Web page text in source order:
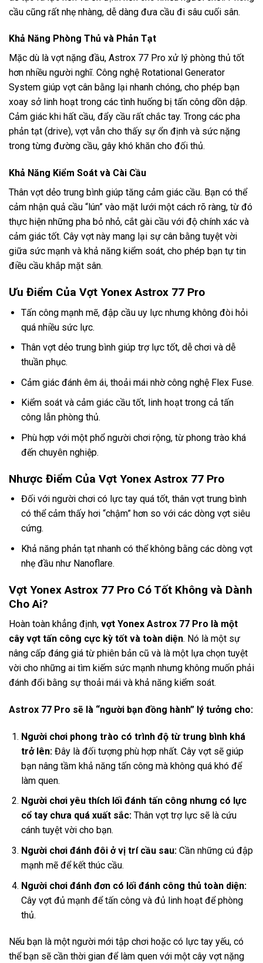
cầu cũng rất nhẹ nhàng, dễ dàng đưa cầu đi sâu cuối sân.
Khả Năng Phòng Thủ và Phản Tạt
Mặc dù là vợt nặng đầu, Astrox 77 Pro xử lý phòng thủ tốt
hơn nhiều người nghĩ. Công nghệ Rotational Generator
System giúp vợt cân bằng lại nhanh chóng, cho phép bạn
xoay sở linh hoạt trong các tình huống bị tấn công dồn dập.
Cảm giác khi hất cầu, đẩy cầu rất chắc tay. Trong các pha
phản tạt (drive), vợt vẫn cho thấy sự ổn định và sức nặng
trong từng đường cầu, gây khó khăn cho đối thủ.
Khả Năng Kiểm Soát và Cài Cầu
Thân vợt dẻo trung bình giúp tăng cảm giác cầu. Bạn có thể
cảm nhận quả cầu “lún” vào mặt lưới một cách rõ ràng, từ đó
thực hiện những pha bỏ nhỏ, cắt gài cầu với độ chính xác và
cảm giác tốt. Cây vợt này mang lại sự cân bằng tuyệt vời
giữa sức mạnh và khả năng kiểm soát, cho phép bạn tự tin
điều cầu khắp mặt sân.
Ưu Điểm Của Vợt Yonex Astrox 77 Pro
Tấn công mạnh mẽ, đập cầu uy lực nhưng không đòi hỏi
quá nhiều sức lực.
Thân vợt dẻo trung bình giúp trợ lực tốt, dễ chơi và dễ
thuần phục.
Cảm giác đánh êm ái, thoải mái nhờ công nghệ Flex Fuse.
Kiểm soát và cảm giác cầu tốt, linh hoạt trong cả tấn
công lẫn phòng thủ.
Phù hợp với một phổ người chơi rộng, từ phong trào khá
đến chuyên nghiệp.
Nhược Điểm Của Vợt Yonex Astrox 77 Pro
Đối với người chơi có lực tay quá tốt, thân vợt trung bình
có thể cảm thấy hơi “chậm” hơn so với các dòng vợt siêu
cứng.
Khả năng phản tạt nhanh có thể không bằng các dòng vợt
nhẹ đầu như Nanoflare.
Vợt Yonex Astrox 77 Pro Có Tốt Không và Dành
Cho Ai?
Hoàn toàn khẳng định, vợt Yonex Astrox 77 Pro là một
cây vợt tấn công cực kỳ tốt và toàn diện. Nó là một sự
nâng cấp đáng giá từ phiên bản cũ và là một lựa chọn tuyệt
vời cho những ai tìm kiếm sức mạnh nhưng không muốn phải
đánh đổi bằng sự thoải mái và khả năng kiểm soát.
Astrox 77 Pro sẽ là “người bạn đồng hành” lý tưởng cho:
Người chơi phong trào có trình độ từ trung bình khá
trở lên:Đây là đối tượng phù hợp nhất. Cây vợt sẽ giúp
bạn nâng tầm khả năng tấn công mà không quá khó để
làm quen.
Người chơi yêu thích lối đánh tấn công nhưng có lực
cổ tay chưa quá xuất sắc:Thân vợt trợ lực sẽ là cứu
cánh tuyệt vời cho bạn.
Người chơi đánh đôi ở vị trí cầu sau:Cần những cú đập
mạnh mẽ để kết thúc cầu.
Người chơi đánh đơn có lối đánh công thủ toàn diện:
Cây vợt đủ mạnh để tấn công và đủ linh hoạt để phòng
thủ.
Nếu bạn là một người mới tập chơi hoặc có lực tay yếu, có
thể bạn sẽ cần thời gian để làm quen với một cây vợt nặng